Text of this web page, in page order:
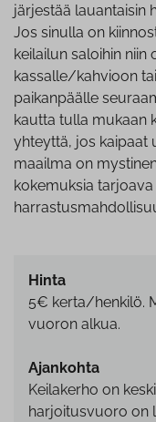
järjestää lauantaisin
Jos sinulla on
keilailun saloihin niin
kassalle/kahvioon
paikanpäälle
kautta tulla mukaan
yhteyttä, jos kaipaat
maailma on
kokemuksia
Hinta
5€ kerta/henkilö.
vuoron alkua.
Ajankohta
Keilakerho on
harjoitusvuoro on